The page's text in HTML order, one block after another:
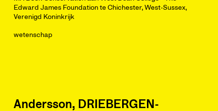
Edward James Foundation te Chichester, West-Sussex,
Verenigd Koninkrijk
wetenschap
Andersson, DRIEBERGEN-